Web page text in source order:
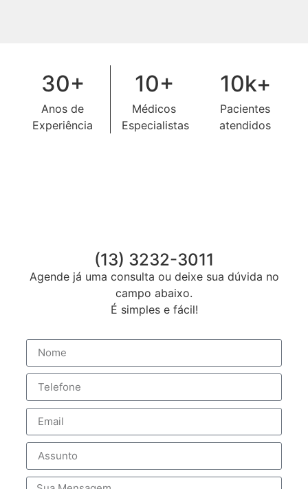
30+
Anos de
Experiência
10+
Médicos
Especialistas
10k+
Pacientes
atendidos
(13) 3232-3011
Agende já uma consulta ou deixe sua dúvida no
campo abaixo.
É simples e fácil!